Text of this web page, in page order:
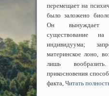
перемещает на
было заложено
Он вынуждает
существование
индивидуума;
материнское лоно,
лишь
прикосновения
факта, Читать